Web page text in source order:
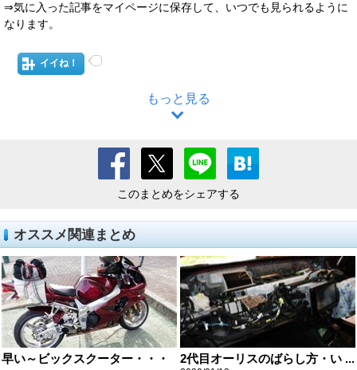
⇒気に入った記事をマイページに保存して、いつでも見られるように
なります。
イイね！
もっと見る
このまとめをシェアする
オススメ関連まとめ
早い～ビックスクーター・・・
2代目オーリスのばらし方・い ...